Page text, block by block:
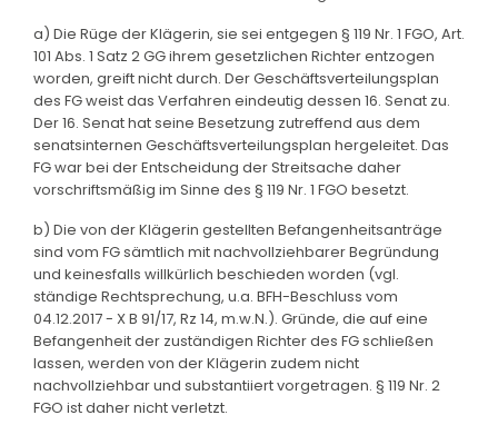
a) Die Rüge der Klägerin, sie sei entgegen § 119 Nr. 1 FGO, Art.
101 Abs. 1 Satz 2 GG ihrem gesetzlichen Richter entzogen
worden, greift nicht durch. Der Geschäftsverteilungsplan
des FG weist das Verfahren eindeutig dessen 16. Senat zu.
Der 16. Senat hat seine Besetzung zutreffend aus dem
senatsinternen Geschäftsverteilungsplan hergeleitet. Das
FG war bei der Entscheidung der Streitsache daher
vorschriftsmäßig im Sinne des § 119 Nr. 1 FGO besetzt.
b) Die von der Klägerin gestellten Befangenheitsanträge
sind vom FG sämtlich mit nachvollziehbarer Begründung
und keinesfalls willkürlich beschieden worden (vgl.
ständige Rechtsprechung, u.a. BFH-Beschluss vom
04.12.2017 - X B 91/17, Rz 14, m.w.N.). Gründe, die auf eine
Befangenheit der zuständigen Richter des FG schließen
lassen, werden von der Klägerin zudem nicht
nachvollziehbar und substantiiert vorgetragen. § 119 Nr. 2
FGO ist daher nicht verletzt.